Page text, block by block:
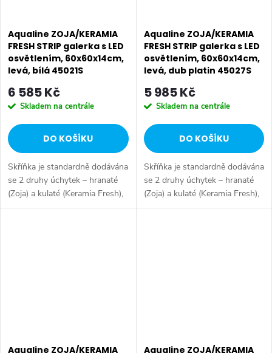
Aqualine ZOJA/KERAMIA
FRESH STRIP galerka s LED
osvětlením, 60x60x14cm,
levá, bílá 45021S
6 585 Kč
Skladem na centrále
DO KOŠÍKU
Skříňka je standardně dodávána
se 2 druhy úchytek – hranaté
(Zoja) a kulaté (Keramia Fresh),
aby ji bylo možno kombinovat s
Aqualine ZOJA/KERAMIA
FRESH STRIP galerka s LED
osvětlením, 60x60x14cm,
levá, dub platin 45027S
5 985 Kč
Skladem na centrále
DO KOŠÍKU
Skříňka je standardně dodávána
se 2 druhy úchytek – hranaté
(Zoja) a kulaté (Keramia Fresh),
aby ji bylo možno kombinovat s
Aqualine ZOJA/KERAMIA
Aqualine ZOJA/KERAMIA